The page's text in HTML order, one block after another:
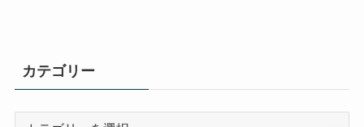
カテゴリー